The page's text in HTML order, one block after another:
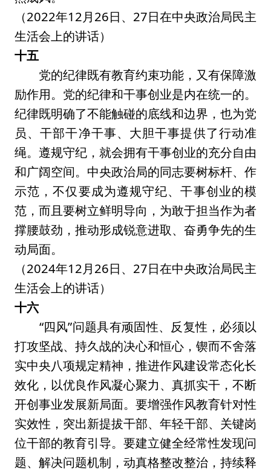
（2022年12月26日、27日在中央政治局民主
生活会上的讲话）
十五
党的纪律既有教育约束功能，又有保障激
励作用。党的纪律和干事创业是内在统一的。
纪律既明确了不能触碰的底线和边界，也为党
员、干部干净干事、大胆干事提供了行动准
绳。遵规守纪，就会拥有干事创业的充分自由
和广阔空间。中央政治局的同志要树标杆、作
示范，不仅要成为遵规守纪、干事创业的模
范，而且要树立鲜明导向，为敢于担当作为者
撑腰鼓劲，推动形成锐意进取、奋勇争先的生
动局面。
（2024年12月26日、27日在中央政治局民主
生活会上的讲话）
十六
“四风”问题具有顽固性、反复性，必须以
打攻坚战、持久战的决心和恒心，锲而不舍落
实中央八项规定精神，推进作风建设常态化长
效化，以优良作风凝心聚力、真抓实干，不断
开创事业发展新局面。要增强作风教育针对性
实效性，突出新提拔干部、年轻干部、关键岗
位干部的教育引导。要建立健全经常性发现问
题、解决问题机制，动真格整改整治，持续释